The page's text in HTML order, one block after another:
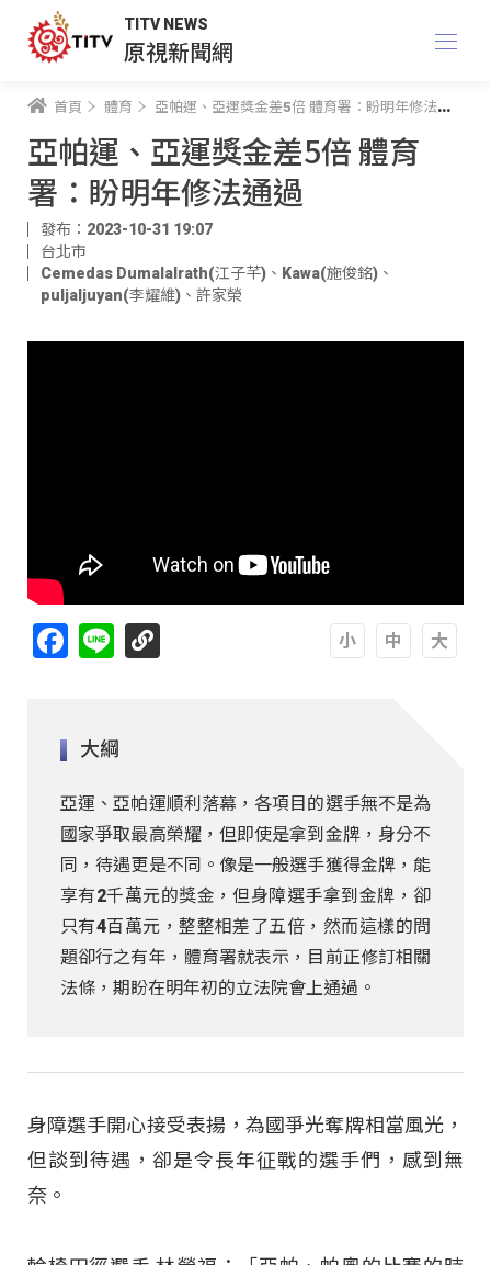
TITV NEWS
原視新聞網
首頁 體育 亞帕運、亞運獎金差5倍 體育署：盼明年修法通過
亞帕運、亞運獎金差5倍 體育
署：盼明年修法通過
發布：2023-10-31 19:07
台北市
Cemedas Dumalalrath(江子芊) 、 Kawa(施俊銘) 、
puljaljuyan(李耀維) 、 許家榮
Facebook
Line
大綱
亞運、亞帕運順利落幕，各項目的選手無不是為
國家爭取最高榮耀，但即使是拿到金牌，身分不
同，待遇更是不同。像是一般選手獲得金牌，能
享有2千萬元的獎金，但身障選手拿到金牌，卻
只有4百萬元，整整相差了五倍，然而這樣的問
題卻行之有年，體育署就表示，目前正修訂相關
法條，期盼在明年初的立法院會上通過。
身障選手開心接受表揚，為國爭光奪牌相當風光，
但談到待遇，卻是令長年征戰的選手們，感到無
奈。